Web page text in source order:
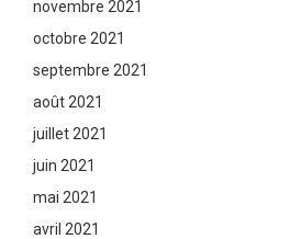
novembre 2021
octobre 2021
septembre 2021
août 2021
juillet 2021
juin 2021
mai 2021
avril 2021